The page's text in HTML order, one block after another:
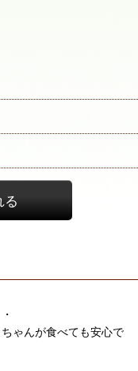
る
ゃんが食べても安心で